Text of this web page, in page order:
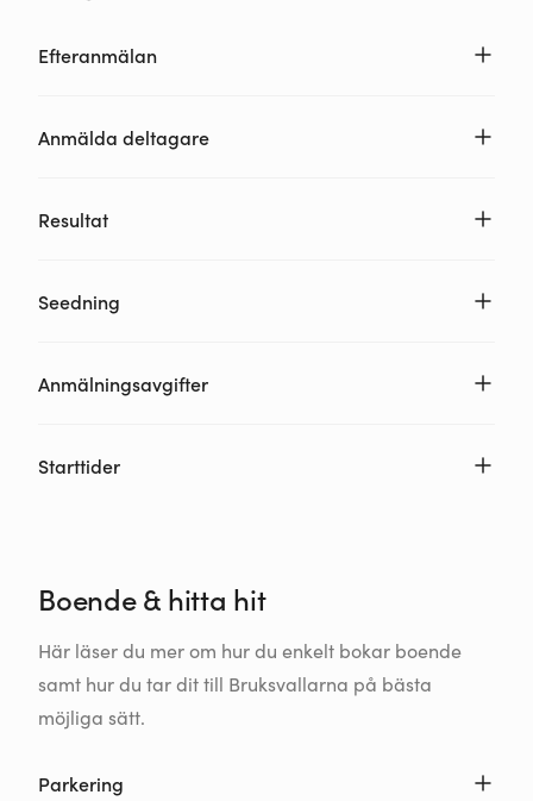
Efteranmälan
Anmälda deltagare
Resultat
Seedning
Anmälningsavgifter
Starttider
Boende & hitta hit
Här läser du mer om hur du enkelt bokar boende
samt hur du tar dit till Bruksvallarna på bästa
möjliga sätt.
Parkering